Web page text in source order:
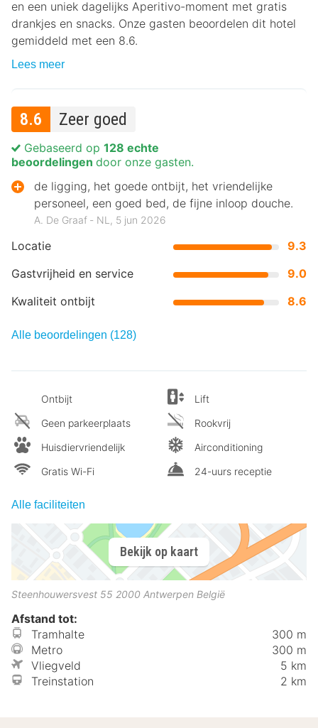
en een uniek dagelijks Aperitivo-moment met gratis
drankjes en snacks. Onze gasten beoordelen dit hotel
gemiddeld met een 8.6.
Lees meer
8.6 Zeer goed
Locatie
9.3
Gastvrijheid en service
9.0
Kwaliteit ontbijt
8.6
Gebaseerd op 128 echte
beoordelingen door onze gasten.
de ligging, het goede ontbijt, het vriendelijke
personeel, een goed bed, de fijne inloop douche.
A. De Graaf ‐ NL, 5 jun 2026
Alle beoordelingen (128)
Ontbijt
Geen parkeerplaats
Huisdiervriendelijk
Gratis Wi-Fi
Lift
Rookvrij
Airconditioning
24-uurs receptie
Alle faciliteiten
Bekijk op kaart
Steenhouwersvest 55 2000 Antwerpen België
Afstand tot:
Tramhalte
300 m
Metro
300 m
Vliegveld
5 km
Treinstation
2 km